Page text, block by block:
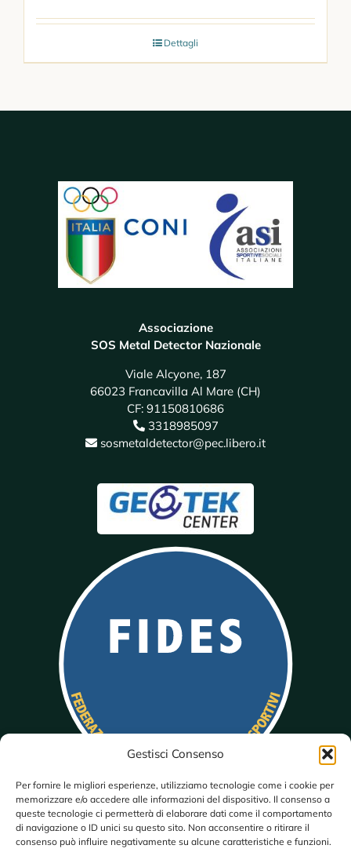
Gestisci Consenso
Per fornire le migliori esperienze, utilizziamo tecnologie come i cookie per
memorizzare e/o accedere alle informazioni del dispositivo. Il consenso a
queste tecnologie ci permetterà di elaborare dati come il comportamento
di navigazione o ID unici su questo sito. Non acconsentire o ritirare il
consenso può influire negativamente su alcune caratteristiche e funzioni.
Dettagli
Associazione
SOS Metal Detector Nazionale
Viale Alcyone, 187
66023 Francavilla Al Mare (CH)
CF: 91150810686
3318985097
sosmetaldetector@pec.libero.it